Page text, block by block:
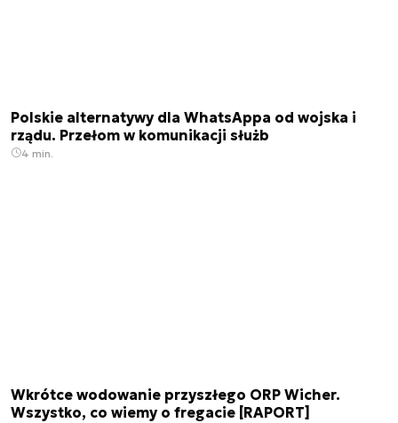
Polskie alternatywy dla WhatsAppa od wojska i
rządu. Przełom w komunikacji służb
4 min.
Wkrótce wodowanie przyszłego ORP Wicher.
Wszystko, co wiemy o fregacie [RAPORT]